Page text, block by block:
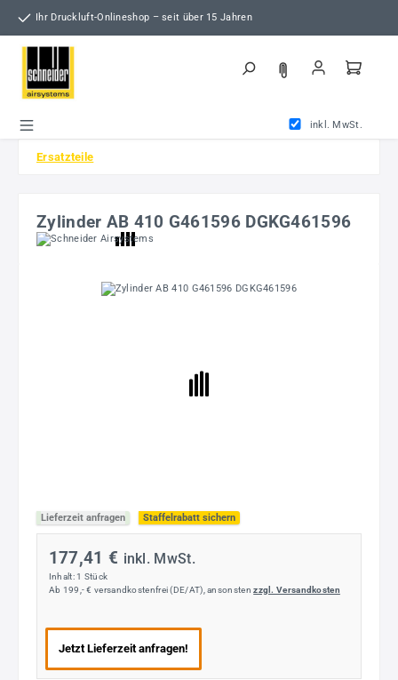
Zum Hauptinhalt springen
Ihr Druckluft-Onlineshop – seit über 15 Jahren
inkl. MwSt.
Ersatzteile
Zylinder AB 410 G461596 DGKG461596
Bildergalerie überspringen
Lieferzeit anfragen Staffelrabatt sichern
177,41 € inkl. MwSt.
Inhalt: 1 Stück
Ab 199,- € versandkostenfrei (DE/AT), ansonstenzzgl. Versandkosten
Jetzt Lieferzeit anfragen!